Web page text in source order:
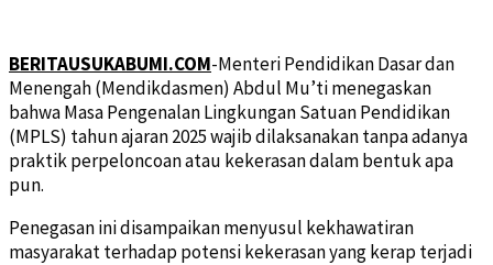
BERITAUSUKABUMI.COM-Menteri Pendidikan Dasar dan
Menengah (Mendikdasmen) Abdul Mu’ti menegaskan
bahwa Masa Pengenalan Lingkungan Satuan Pendidikan
(MPLS) tahun ajaran 2025 wajib dilaksanakan tanpa adanya
praktik perpeloncoan atau kekerasan dalam bentuk apa
pun.
Penegasan ini disampaikan menyusul kekhawatiran
masyarakat terhadap potensi kekerasan yang kerap terjadi